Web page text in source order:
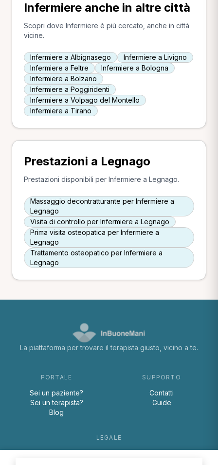
Infermiere anche in altre città
Scopri dove Infermiere è più cercato, anche in città
vicine.
Infermiere a Albignasego
Infermiere a Livigno
Infermiere a Feltre
Infermiere a Bologna
Infermiere a Bolzano
Infermiere a Poggiridenti
Infermiere a Volpago del Montello
Infermiere a Tirano
Prestazioni a Legnago
Prestazioni disponibili per Infermiere a Legnago.
Massaggio decontratturante per Infermiere a
Legnago
Visita di controllo per Infermiere a Legnago
Prima visita osteopatica per Infermiere a
Legnago
Trattamento osteopatico per Infermiere a
Legnago
La piattaforma per trovare il terapista giusto, vicino a te.
PORTALE
Sei un paziente?
Sei un terapista?
Blog
SUPPORTO
Contatti
Guide
LEGALE